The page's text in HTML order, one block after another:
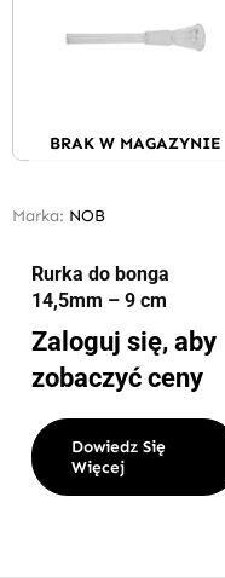
BRAK W MAGAZYNIE
Marka: NOB
Rurka do bonga
14,5mm – 9 cm
Zaloguj się, aby
zobaczyć ceny
Dowiedz Się
Więcej